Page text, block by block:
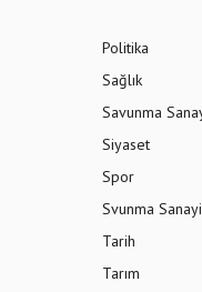
Politika
Sağlık
Savunma
Siyaset
Spor
Svunma Sanayi
Tarih
Tarım